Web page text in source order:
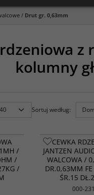
/ Drut gr. 0,63mm
kolumny
Sortuj według:
/
/
/
CEWKA
JANTZEN
WALCOWA /
DR.0,63MM
ŚR.15
000-